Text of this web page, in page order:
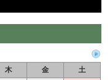
木 金
土